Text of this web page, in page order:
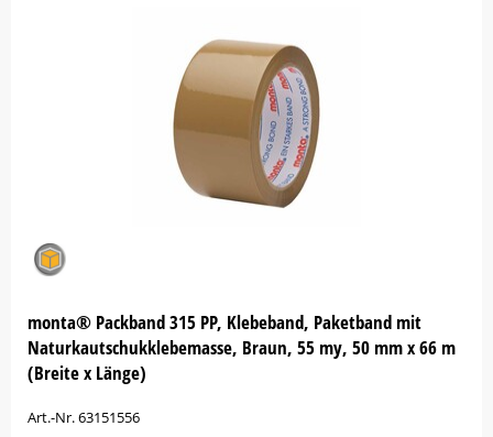
monta® Packband 315 PP, Klebeband, Paketband mit
Naturkautschukklebemasse, Braun, 55 my, 50 mm x 66 m
(Breite x Länge)
Art.-Nr. 63151556